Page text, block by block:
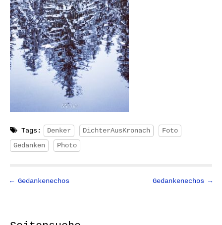
Tags: Denker DichterAusKronach
Foto
Gedanken
Photo
P
t
← Gedankenechos Gedankenechos →